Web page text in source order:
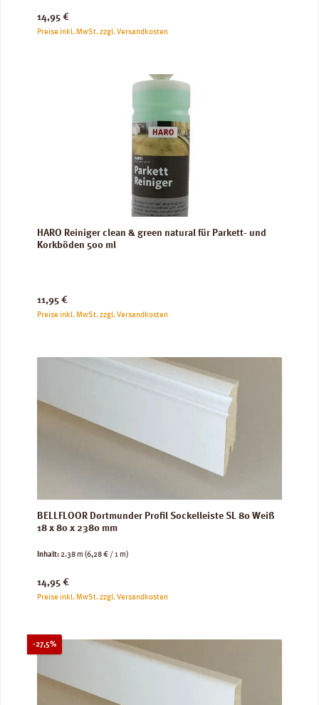
Regulärer Preis:
14,95 €
Preise inkl. MwSt. zzgl. Versandkosten
HARO Reiniger clean & green natural für Parkett- und
Korkböden 500 ml
Regulärer Preis:
11,95 €
Preise inkl. MwSt. zzgl. Versandkosten
BELLFLOOR Dortmunder Profil Sockelleiste SL 80 Weiß
18 x 80 x 2380 mm
Inhalt:2.38 m (6,28 € / 1 m)
Regulärer Preis:
14,95 €
Preise inkl. MwSt. zzgl. Versandkosten
-27,5%Rabatt